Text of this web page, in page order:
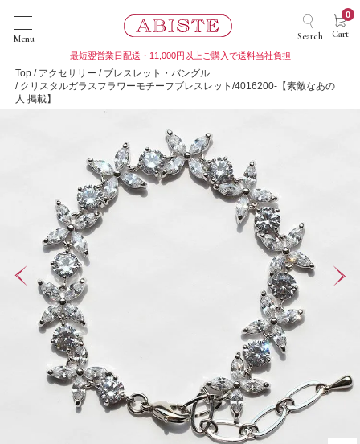
Menu Search Cart
0
最短翌営業日配送・11,000円以上ご購入で送料当社負担
Top アクセサリー
ブレスレット・バングル
クリスタルガラスフラワーモチーフブレスレット/4016200-【素敵なあの
人 掲載】